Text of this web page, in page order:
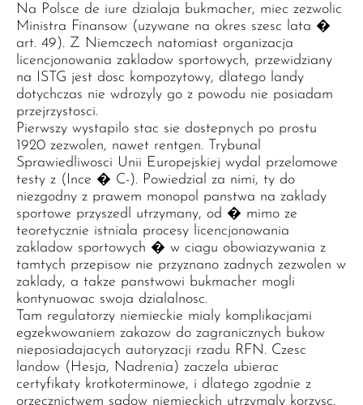
Na Polsce de iure dzialaja bukmacher, miec zezwolic
Ministra Finansow (uzywane na okres szesc lata �
art. 49). Z Niemczech natomiast organizacja
licencjonowania zakladow sportowych, przewidziany
na ISTG jest dosc kompozytowy, dlatego landy
dotychczas nie wdrozyly go z powodu nie posiadam
przejrzystosci.
Pierwszy wystapilo stac sie dostepnych po prostu
1920 zezwolen, nawet rentgen. Trybunal
Sprawiedliwosci Unii Europejskiej wydal przelomowe
testy z (Ince � C-). Powiedzial za nimi, ty do
niezgodny z prawem monopol panstwa na zaklady
sportowe przyszedl utrzymany, od � mimo ze
teoretycznie istniala procesy licencjonowania
zakladow sportowych � w ciagu obowiazywania z
tamtych przepisow nie przyznano zadnych zezwolen w
zaklady, a takze panstwowi bukmacher mogli
kontynuowac swoja dzialalnosc.
Tam regulatorzy niemieckie mialy komplikacjami
egzekwowaniem zakazow do zagranicznych bukow
nieposiadajacych autoryzacji rzadu RFN. Czesc
landow (Hesja, Nadrenia) zaczela ubierac
certyfikaty krotkoterminowe, i dlatego zgodnie z
orzecznictwem sadow niemieckich utrzymaly korzysc.